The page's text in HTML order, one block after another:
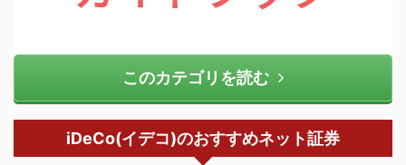
このカテゴリを読む
iDeCo(イデコ)のおすすめネット証券